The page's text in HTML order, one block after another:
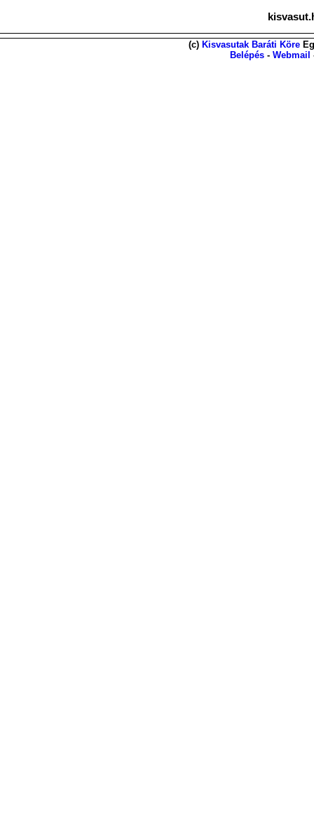
(c) Kisvasutak Baráti Köre
Belépés - Webmail